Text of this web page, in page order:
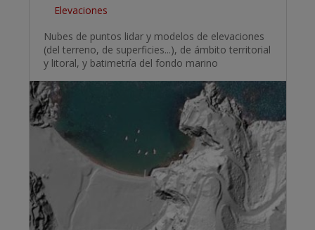
Elevaciones
Nubes de puntos lidar y modelos de elevaciones
(del terreno, de superficies...), de ámbito territorial
y litoral, y batimetría del fondo marino